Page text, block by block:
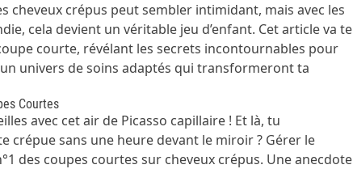
cheveux crépus peut sembler intimidant, mais avec les
cela devient un véritable jeu d’enfant. Cet article va te
courte, révélant les secrets incontournables pour
univers de soins adaptés qui transformeront ta
Courtes
avec cet air de Picasso capillaire ! Et là, tu
crépue sans une heure devant le miroir ? Gérer le
des coupes courtes sur cheveux crépus. Une anecdote